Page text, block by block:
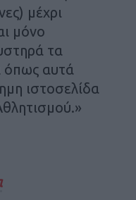
μέχρι
μόνο
τα
όπως αυτά
ιστοσελίδα